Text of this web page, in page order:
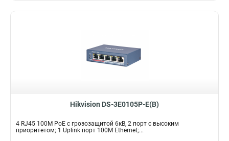
Hikvision DS-3E0105P-E(B)
4 RJ45 100M PoE с грозозащитой 6кВ, 2 порт с высоким
приоритетом; 1 Uplink порт 100М Ethernet;...